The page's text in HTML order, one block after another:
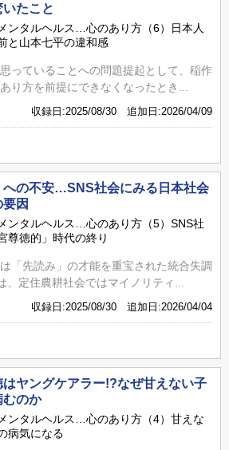
たこと
ンタルヘルス…心のあり方（6）日本人
と山本七平の違和感
っていることへの問題提起として、稲作
り方を前提にできなくなったとき...
収録日:2025/08/30 追加日:2026/04/09
への不安…SNS社会にみる日本社会
因
ンタルヘルス…心のあり方（5）SNS社
尊徳的」時代の終り
「先読み」の才能を重宝された統合失調
、定住農耕社会ではマイノリティ...
収録日:2025/08/30 追加日:2026/04/04
はヤングケアラー!?なぜ甘えない子
むのか
ンタルヘルス…心のあり方（4）甘えな
病気になる